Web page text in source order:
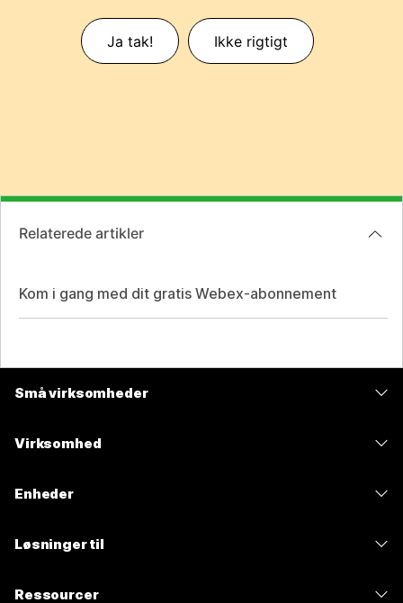
Ja tak! Ikke rigtigt
Relaterede artikler
Kom i gang med dit gratis Webex-abonnement
Små virksomheder
Virksomhed
Enheder
Løsninger til
Ressourcer